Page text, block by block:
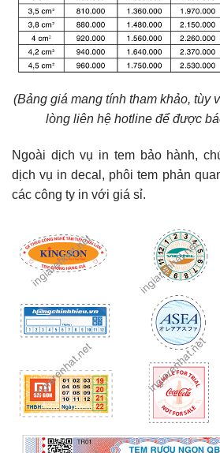
(Bảng giá mang tính tham khảo, tùy
lòng liên hệ hotline để được
Ngoài dịch vụ in tem bảo hành,
dịch vụ in decal , phôi tem phản
các công ty in với giá sỉ.